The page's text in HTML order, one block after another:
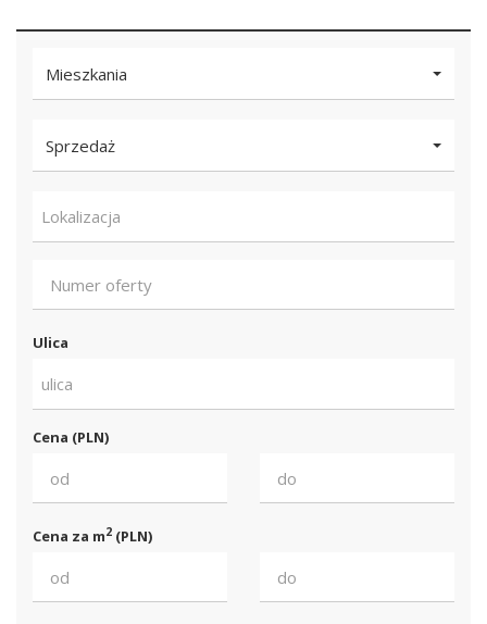
Mieszkania
Sprzedaż
Lokalizacja
Ulica
ulica
Cena (PLN)
Cena za m2 (PLN)